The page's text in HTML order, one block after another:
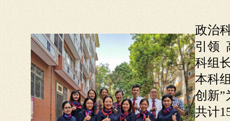
政治
引领
科组
本科
创新”
共计